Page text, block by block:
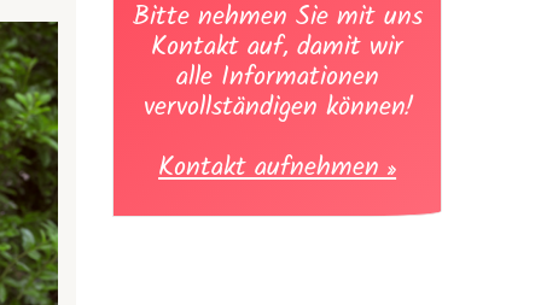
Bitte nehmen Sie mit uns
Kontakt auf, damit wir
alle Informationen
vervollständigen können!
Kontakt aufnehmen »